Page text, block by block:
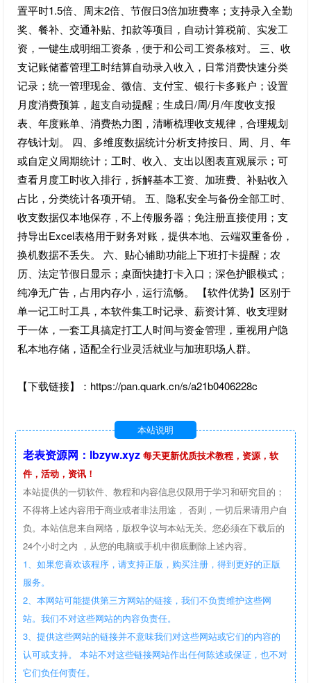
置平时1.5倍、周末2倍、节假日3倍加班费率；支持录入全勤
奖、餐补、交通补贴、扣款等项目，自动计算税前、实发工
资，一键生成明细工资条，便于和公司工资条核对。 三、收
支记账储蓄管理工时结算自动录入收入，日常消费快速分类
记录；统一管理现金、微信、支付宝、银行卡多账户；设置
月度消费预算，超支自动提醒；生成日/周/月/年度收支报
表、年度账单、消费热力图，清晰梳理收支规律，合理规划
存钱计划。 四、多维度数据统计分析支持按日、周、月、年
或自定义周期统计；工时、收入、支出以图表直观展示；可
查看月度工时收入排行，拆解基本工资、加班费、补贴收入
占比，分类统计各项开销。 五、隐私安全与备份全部工时、
收支数据仅本地保存，不上传服务器；免注册直接使用；支
持导出Excel表格用于财务对账，提供本地、云端双重备份，
换机数据不丢失。 六、贴心辅助功能上下班打卡提醒；农
历、法定节假日显示；桌面快捷打卡入口；深色护眼模式；
纯净无广告，占用内存小，运行流畅。 【软件优势】区别于
单一记工时工具，本软件集工时记录、薪资计算、收支理财
于一体，一套工具搞定打工人时间与资金管理，重视用户隐
私本地存储，适配全行业灵活就业与加班职场人群。
【下载链接】：https://pan.quark.cn/s/a21b0406228c
本站说明
老表资源网：lbzyw.xyz 每天更新优质技术教程，资源，软
件，活动，资讯！
本站提供的一切软件、教程和内容信息仅限用于学习和研究目的；
不得将上述内容用于商业或者非法用途， 否则，一切后果请用户自
负。本站信息来自网络，版权争议与本站无关。您必须在下载后的
24个小时之内 ，从您的电脑或手机中彻底删除上述内容。
1、如果您喜欢该程序，请支持正版，购买注册，得到更好的正版
服务。
2、本网站可能提供第三方网站的链接，我们不负责维护这些网
站。我们不对这些网站的内容负责任。
3、提供这些网站的链接并不意味我们对这些网站或它们的内容的
认可或支持。 本站不对这些链接网站作出任何陈述或保证，也不对
它们负任何责任。